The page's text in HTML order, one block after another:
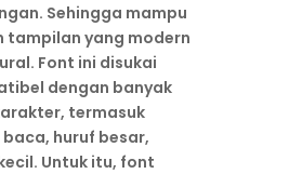
Sehingga mampu
tampilan yang modern
Font ini disukai
dengan banyak
termasuk
huruf besar,
Untuk itu, font